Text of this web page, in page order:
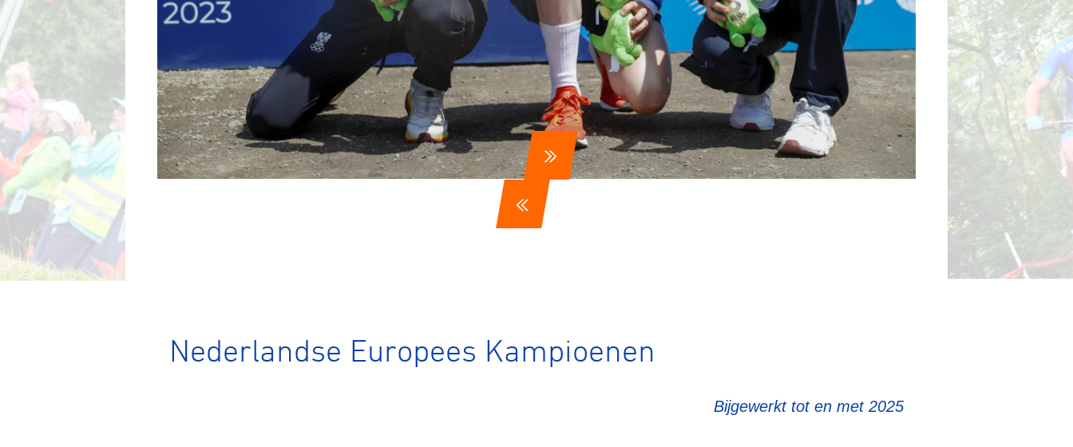
Nederlandse Europees Kampioenen
Bijgewerkt tot en met 2025